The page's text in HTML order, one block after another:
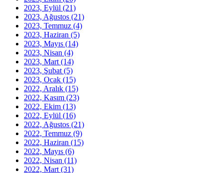
2023, Eylül (21)
2023, Ağustos (21)
2023, Temmuz (4)
2023, Haziran (5)
2023, Mayıs (14)
2023, Nisan (4)
2023, Mart (14)
2023, Şubat (5)
2023, Ocak (15)
2022, Aralık (15)
2022, Kasım (23)
2022, Ekim (13)
2022, Eylül (16)
2022, Ağustos (21)
2022, Temmuz (9)
2022, Haziran (15)
2022, Mayıs (6)
2022, Nisan (11)
2022, Mart (31)